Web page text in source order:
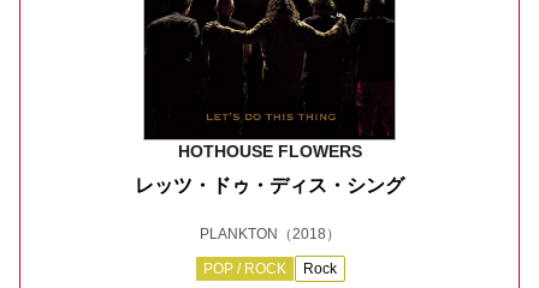
HOTHOUSE FLOWERS
レッツ・ドゥ・ディス・シング
PLANKTON （2018）
POP / ROCK Rock